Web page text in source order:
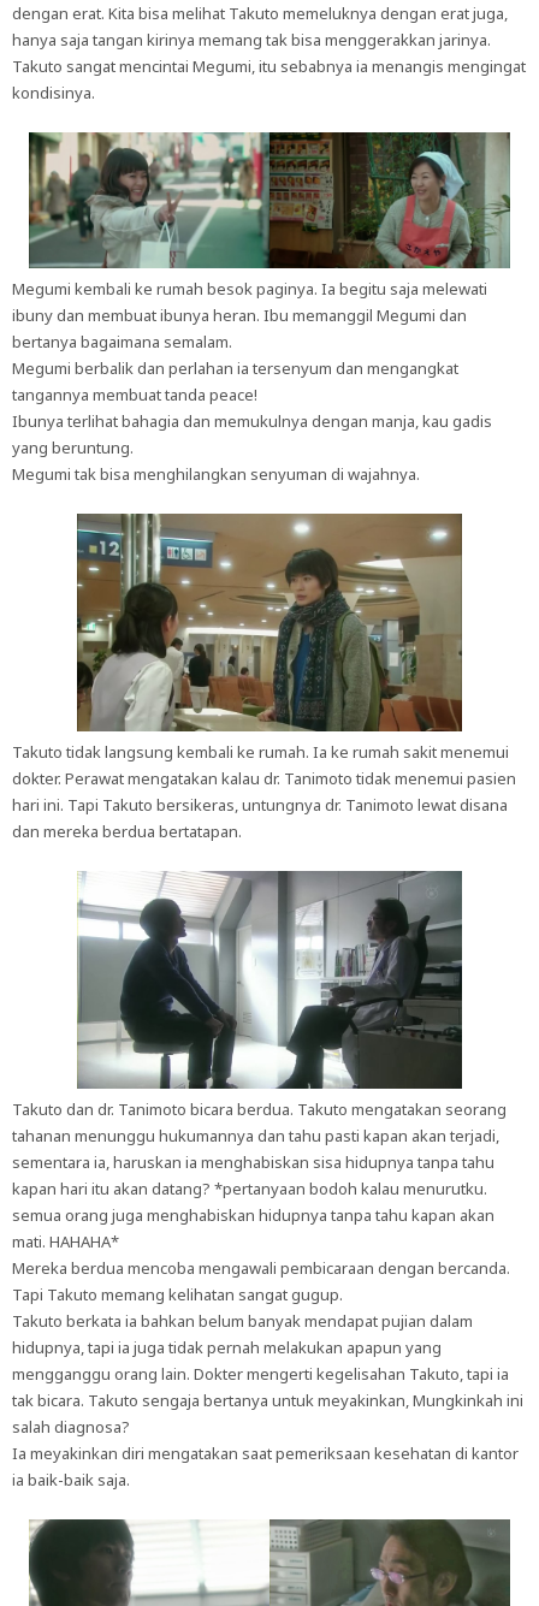
dengan erat. Kita bisa melihat Takuto memeluknya dengan erat juga,
hanya saja tangan kirinya memang tak bisa menggerakkan jarinya.
Takuto sangat mencintai Megumi, itu sebabnya ia menangis mengingat
kondisinya.
Megumi kembali ke rumah besok paginya. Ia begitu saja melewati
ibuny dan membuat ibunya heran. Ibu memanggil Megumi dan
bertanya bagaimana semalam.
Megumi berbalik dan perlahan ia tersenyum dan mengangkat
tangannya membuat tanda peace!
Ibunya terlihat bahagia dan memukulnya dengan manja, kau gadis
yang beruntung.
Megumi tak bisa menghilangkan senyuman di wajahnya.
Takuto tidak langsung kembali ke rumah. Ia ke rumah sakit menemui
dokter. Perawat mengatakan kalau dr. Tanimoto tidak menemui pasien
hari ini. Tapi Takuto bersikeras, untungnya dr. Tanimoto lewat disana
dan mereka berdua bertatapan.
Takuto dan dr. Tanimoto bicara berdua. Takuto mengatakan seorang
tahanan menunggu hukumannya dan tahu pasti kapan akan terjadi,
sementara ia, haruskan ia menghabiskan sisa hidupnya tanpa tahu
kapan hari itu akan datang? *pertanyaan bodoh kalau menurutku.
semua orang juga menghabiskan hidupnya tanpa tahu kapan akan
mati. HAHAHA*
Mereka berdua mencoba mengawali pembicaraan dengan bercanda.
Tapi Takuto memang kelihatan sangat gugup.
Takuto berkata ia bahkan belum banyak mendapat pujian dalam
hidupnya, tapi ia juga tidak pernah melakukan apapun yang
mengganggu orang lain. Dokter mengerti kegelisahan Takuto, tapi ia
tak bicara. Takuto sengaja bertanya untuk meyakinkan, Mungkinkah ini
salah diagnosa?
Ia meyakinkan diri mengatakan saat pemeriksaan kesehatan di kantor
ia baik-baik saja.